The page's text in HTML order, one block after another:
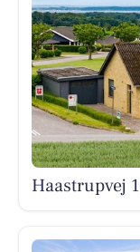
Haastrupvej